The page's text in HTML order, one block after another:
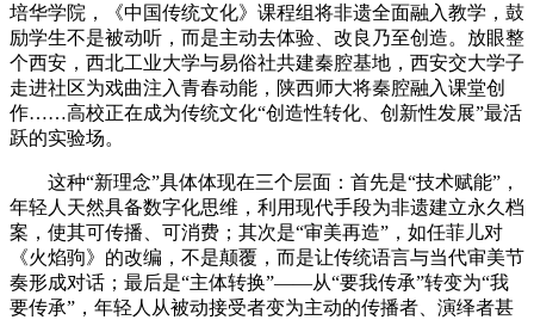
培华学院，《中国传统文化》课程组将非遗全面融入教学，鼓
励学生不是被动听，而是主动去体验、改良乃至创造。放眼整
个西安，西北工业大学与易俗社共建秦腔基地，西安交大学子
走进社区为戏曲注入青春动能，陕西师大将秦腔融入课堂创
作……高校正在成为传统文化“创造性转化、创新性发展”最活
跃的实验场。
这种“新理念”具体体现在三个层面：首先是“技术赋能”，
年轻人天然具备数字化思维，利用现代手段为非遗建立永久档
案，使其可传播、可消费；其次是“审美再造”，如任菲儿对
《火焰驹》的改编，不是颠覆，而是让传统语言与当代审美节
奏形成对话；最后是“主体转换”——从“要我传承”转变为“我
要传承”，年轻人从被动接受者变为主动的传播者、演绎者甚